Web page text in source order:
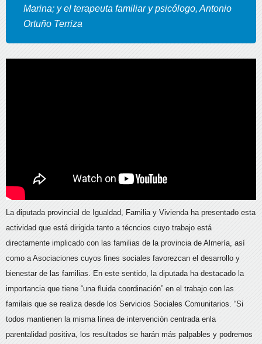
Marina; y el terapeuta familiar y psicólogo, Antonio
Ortuño Terriza
La diputada provincial de Igualdad, Familia y Vivienda ha presentado esta
actividad que está dirigida tanto a técncios cuyo trabajo está
directamente implicado con las familias de la provincia de Almería, así
como a Asociaciones cuyos fines sociales favorezcan el desarrollo y
bienestar de las familias. En este sentido, la diputada ha destacado la
importancia que tiene “una fluida coordinación” en el trabajo con las
familais que se realiza desde los Servicios Sociales Comunitarios. “Si
todos mantienen la misma línea de intervención centrada enla
parentalidad positiva, los resultados se harán más palpables y podremos